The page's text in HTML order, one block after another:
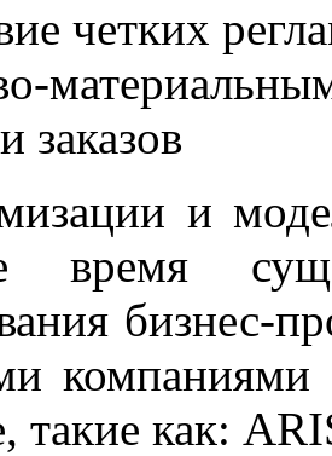
четких
заказов
и
время
бизнес-
такие как: